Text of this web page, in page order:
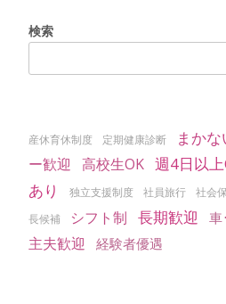
検索
産休育休制度 定期健康診断 まか
ー歓迎
高校生OK 週4日以
あり
独立支援制度 社員旅行 社会
長候補
シフト制 長期歓迎 車
主夫歓迎
経験者優遇